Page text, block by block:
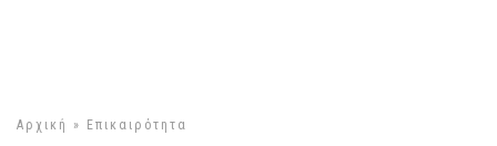
Αρχική » Επικαιρότητα